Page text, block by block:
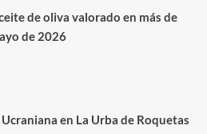
de oliva valorado en más de
de 2026
Ucraniana en La Urba de Roquetas